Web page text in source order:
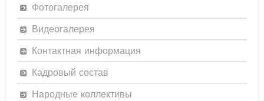
Фотогалерея
Видеогалерея
Контактная информация
Кадровый состав
Народные коллективы